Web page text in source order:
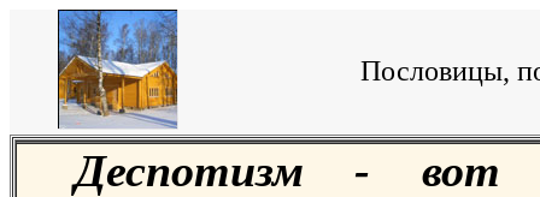
Пословицы,
Деспотизм - вот